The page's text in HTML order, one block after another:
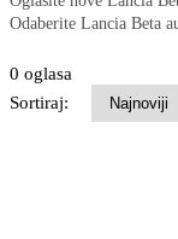
Odaberite Lancia Beta
0 oglasa
Sortiraj: